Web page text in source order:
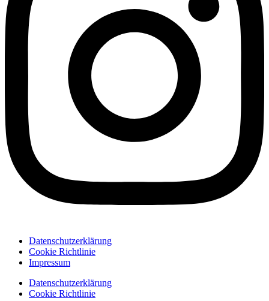
Datenschutzerklärung
Cookie Richtlinie
Impressum
Datenschutzerklärung
Cookie Richtlinie